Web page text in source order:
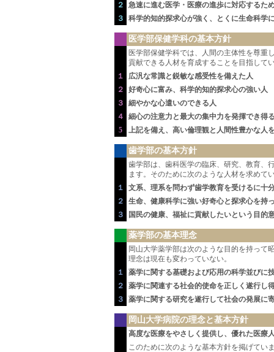
２
急速に進む医学・医療の進歩に対応するた
３
科学的知的探求心が強く、とくに生命科学
医学部保健学科の基本方針
医学部保健学科では、人間の主体性を尊重
貢献できる人材を育成することを目指して
１
広汎な常識と鋭敏な感受性を備えた人
２
好奇心に富み、科学的知的探求心の強い人
３
細やかな心遣いのできる人
４
細心の注意力と最大の集中力を発揮でき得
5
上記を備え、高い倫理観と人間性豊かな人
歯学部の基本方針
歯学部は、歯科医学の臨床、研究、教育、
ます。そのために次のような人材を求めて
１
文系、理系を問わず歯学教育を受けるに十
２
生命、健康科学に強い好奇心と探求心を持
３
国民の健康、福祉に貢献したいという目的
薬学部の基本理念
岡山大学薬学部は次のような目的を持って
理念は現在も変わっていない。
１
薬学に関する基礎および応用の科学並びに
２
薬学に関連する社会的使命を正しく遂行し
３
薬学に関する研究を遂行して社会の発展に
岡山大学病院の理念と基本方針
高度な医療をやさしく提供し、優れた医療
このために次のような基本方針を掲げてい